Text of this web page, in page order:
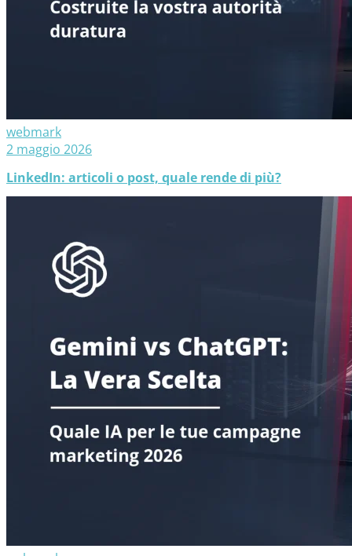
webmark
2 maggio 2026
LinkedIn: articoli o post, quale rende di più?